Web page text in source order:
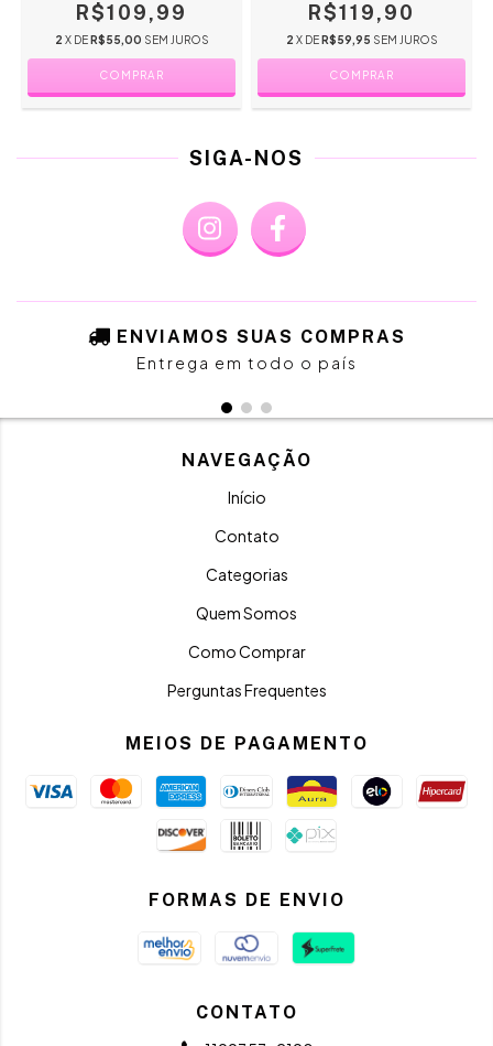
R$109,99
2 X DE R$55,00 SEM JUROS
COMPRAR
R$119,90
2 X DE R$59,95 SEM JUROS
COMPRAR
SIGA-NOS
ENVIAMOS SUAS COMPRAS
Entrega em todo o país
NAVEGAÇÃO
Início
Contato
Categorias
Quem Somos
Como Comprar
Perguntas Frequentes
MEIOS DE PAGAMENTO
FORMAS DE ENVIO
CONTATO